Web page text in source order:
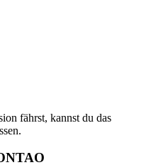
fährst, kannst du das